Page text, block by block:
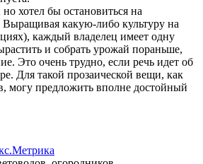
хотел бы остановиться на
какую-либо культуру на
каждый владелец имеет одну
и собрать урожай пораньше,
Это очень трудно, если речь идет об
Для такой прозаической вещи, как
могу предложить вполне достойный